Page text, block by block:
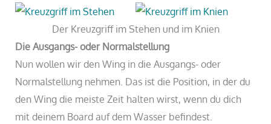
Der Kreuzgriff im Stehen und im Knien
Die Ausgangs- oder Normalstellung
Nun wollen wir den Wing in die Ausgangs- oder
Normalstellung nehmen. Das ist die Position, in der du
den Wing die meiste Zeit halten wirst, wenn du dich
mit deinem Board auf dem Wasser befindest.